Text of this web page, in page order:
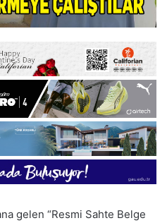
gelen “Resmi Sahte Belge